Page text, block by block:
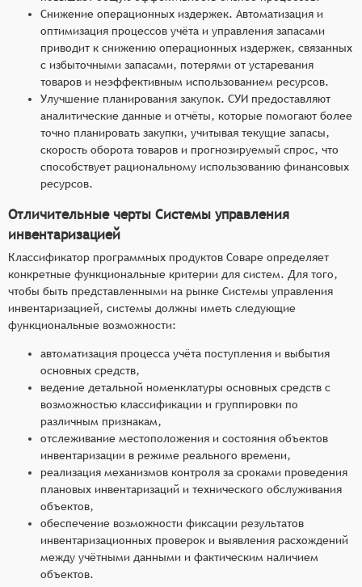
Снижение операционных издержек. Автоматизация и
оптимизация процессов учёта и управления запасами
приводит к снижению операционных издержек, связанных
с избыточными запасами, потерями от устаревания
товаров и неэффективным использованием ресурсов.
Улучшение планирования закупок. СУИ предоставляют
аналитические данные и отчёты, которые помогают более
точно планировать закупки, учитывая текущие запасы,
скорость оборота товаров и прогнозируемый спрос, что
способствует рациональному использованию финансовых
ресурсов.
Отличительные черты Системы управления
инвентаризацией
Классификатор программных продуктов Соваре определяет
конкретные функциональные критерии для систем. Для того,
чтобы быть представленными на рынке Системы управления
инвентаризацией, системы должны иметь следующие
функциональные возможности:
автоматизация процесса учёта поступления и выбытия
основных средств,
ведение детальной номенклатуры основных средств с
возможностью классификации и группировки по
различным признакам,
отслеживание местоположения и состояния объектов
инвентаризации в режиме реального времени,
реализация механизмов контроля за сроками проведения
плановых инвентаризаций и технического обслуживания
объектов,
обеспечение возможности фиксации результатов
инвентаризационных проверок и выявления расхождений
между учётными данными и фактическим наличием
объектов.